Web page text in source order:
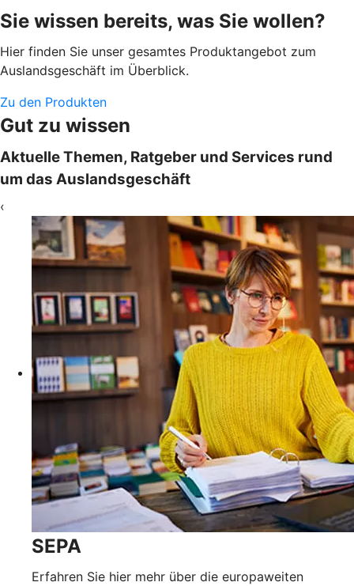
Sie wissen bereits, was Sie wollen?
Hier finden Sie unser gesamtes Produktangebot zum
Auslandsgeschäft im Überblick.
Zu den Produkten
Gut zu wissen
Aktuelle Themen, Ratgeber und Services rund
um das Auslandsgeschäft
‹
SEPA
Erfahren Sie hier mehr über die europaweiten